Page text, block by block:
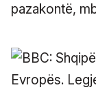
pazakontë,